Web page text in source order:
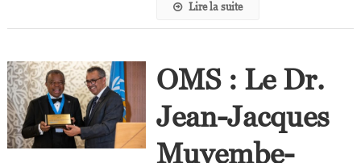
Lire la suite
OMS : Le Dr.
Jean-Jacques
Muyembe-